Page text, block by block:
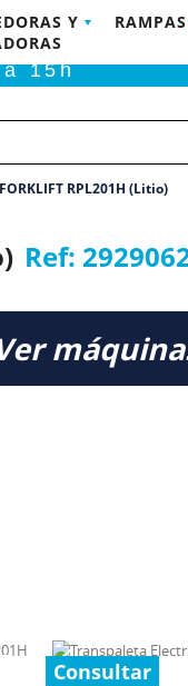
15h
Y
RAMPAS
RPL201H (Litio)
Ref:
Consultar